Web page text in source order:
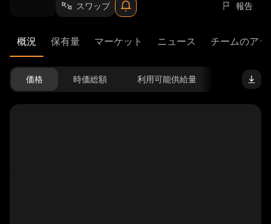
スワップ 報告
概況 保有量 マーケット ニュース チームのア
価格 時価総額 利用可能供給量